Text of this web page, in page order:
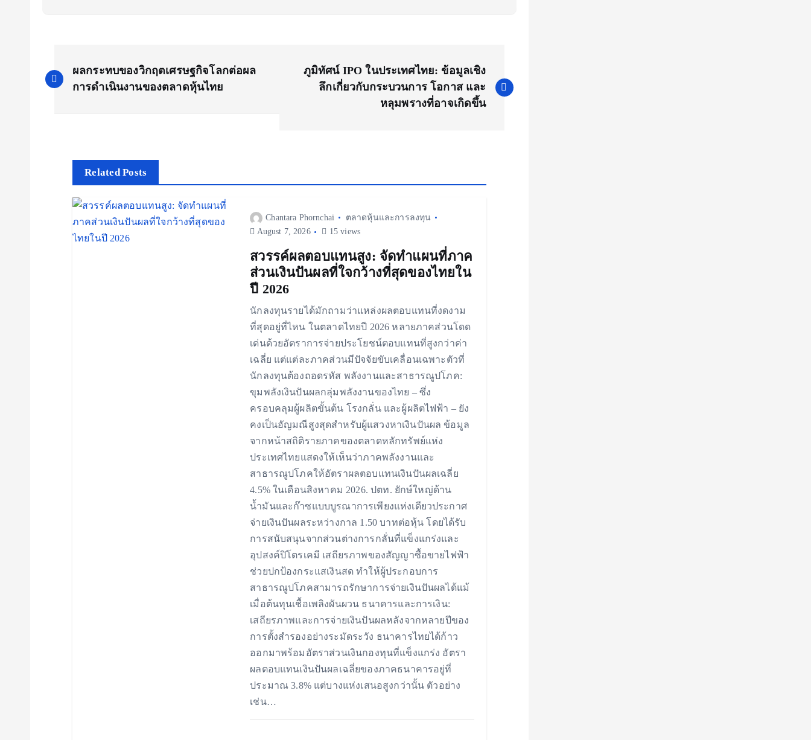
o
ผลกระทบของวิกฤตเศรษฐกิจโลกต่อผล
การดำเนินงานของตลาดหุ้นไทย
ภูมิทัศน์ IPO ในประเทศไทย: ข้อมูลเชิง
ลึกเกี่ยวกับกระบวนการ โอกาส และ
หลุมพรางที่อาจเกิดขึ้น
Related Posts
Chantara Phornchai
ตลาดหุ้นและการลงทุน
August 7, 2026
15 views
สวรรค์ผลตอบแทนสูง: จัดทำแผนที่ภาค
ส่วนเงินปันผลที่ใจกว้างที่สุดของไทยใน
ปี 2026
นักลงทุนรายได้มักถามว่าแหล่งผลตอบแทนที่งดงาม
ที่สุดอยู่ที่ไหน ในตลาดไทยปี 2026 หลายภาคส่วนโดด
เด่นด้วยอัตราการจ่ายประโยชน์ตอบแทนที่สูงกว่าค่า
เฉลี่ย แต่แต่ละภาคส่วนมีปัจจัยขับเคลื่อนเฉพาะตัวที่
นักลงทุนต้องถอดรหัส พลังงานและสาธารณูปโภค:
ขุมพลังเงินปันผลกลุ่มพลังงานของไทย – ซึ่ง
ครอบคลุมผู้ผลิตขั้นต้น โรงกลั่น และผู้ผลิตไฟฟ้า – ยัง
คงเป็นอัญมณีสูงสุดสำหรับผู้แสวงหาเงินปันผล ข้อมูล
จากหน้าสถิติรายภาคของตลาดหลักทรัพย์แห่ง
ประเทศไทยแสดงให้เห็นว่าภาคพลังงานและ
สาธารณูปโภคให้อัตราผลตอบแทนเงินปันผลเฉลี่ย
4.5% ในเดือนสิงหาคม 2026. ปตท. ยักษ์ใหญ่ด้าน
น้ำมันและก๊าซแบบบูรณาการเพียงแห่งเดียวประกาศ
จ่ายเงินปันผลระหว่างกาล 1.50 บาทต่อหุ้น โดยได้รับ
การสนับสนุนจากส่วนต่างการกลั่นที่แข็งแกร่งและ
อุปสงค์ปิโตรเคมี เสถียรภาพของสัญญาซื้อขายไฟฟ้า
ช่วยปกป้องกระแสเงินสด ทำให้ผู้ประกอบการ
สาธารณูปโภคสามารถรักษาการจ่ายเงินปันผลได้แม้
เมื่อต้นทุนเชื้อเพลิงผันผวน ธนาคารและการเงิน:
เสถียรภาพและการจ่ายเงินปันผลหลังจากหลายปีของ
การตั้งสำรองอย่างระมัดระวัง ธนาคารไทยได้ก้าว
ออกมาพร้อมอัตราส่วนเงินกองทุนที่แข็งแกร่ง อัตรา
ผลตอบแทนเงินปันผลเฉลี่ยของภาคธนาคารอยู่ที่
ประมาณ 3.8% แต่บางแห่งเสนอสูงกว่านั้น ตัวอย่าง
เช่น…